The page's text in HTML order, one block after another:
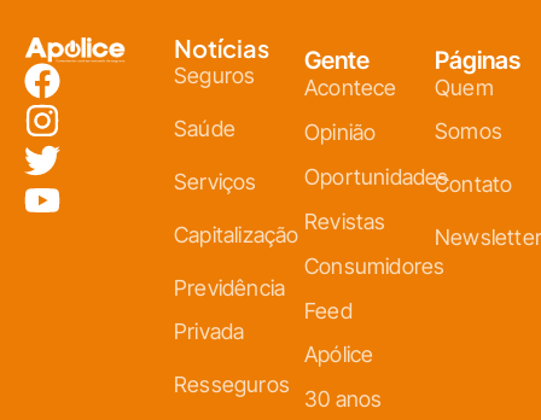
Notícias
Seguros
Saúde
Serviços
Capitalização
Previdência
Privada
Resseguros
Gente
Acontece
Opinião
Oportunidades
Revistas
Consumidores
Feed
Apólice
30 anos
Páginas
Quem
Somos
Contato
Newsletter